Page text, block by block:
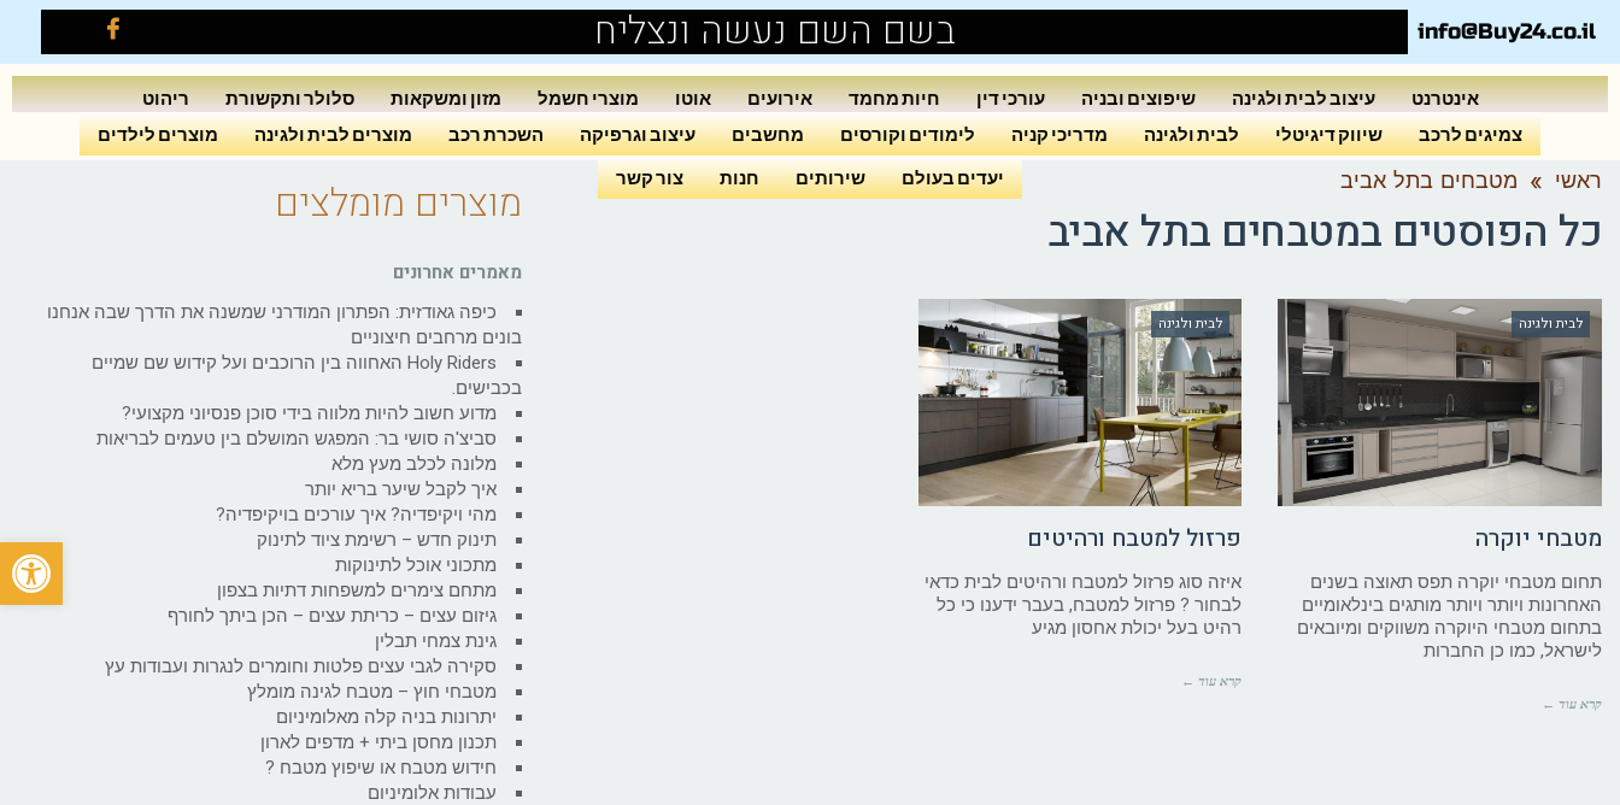
info@Buy24.co.il בשם השם נעשה ונצליח
אינטרנט עיצוב לבית ולגינה שיפוצים ובניה עורכי דין חיות מחמד אירועים אוטו מוצרי חשמל מזון ומשקאות סלולר ותקשורת
ריהוט
צמיגים לרכב
שיווק דיגיטלי לבית ולגינה מדריכי קניה לימודים וקורסים מחשבים עיצוב וגרפיקה השכרת רכב מוצרים לבית ולגינה
מוצרים לילדים
יעדים בעולם
שירותים חנות צור קשר ראשי » מטבחים בתל אביב
כל הפוסטים במטבחים בתל אביב
לבית ולגינה
מטבחי יוקרה
תחום מטבחי יוקרה תפס תאוצה בשנים
האחרונות ויותר ויותר מותגים בינלאומיים
בתחום מטבחי היוקרה משווקים ומיובאים
לישראל, כמו כן החברות
קרא עוד ←
לבית ולגינה
פרזול למטבח ורהיטים
איזה סוג פרזול למטבח ורהיטים לבית כדאי
לבחור ? פרזול למטבח, בעבר ידענו כי כל
רהיט בעל יכולת אחסון מגיע
קרא עוד ←
מוצרים מומלצים
מאמרים אחרונים
כיפה גאודזית: הפתרון המודרני שמשנה את הדרך שבה אנחנו
בונים מרחבים חיצוניים
Holy Riders האחווה בין הרוכבים ועל קידוש שם שמיים
בכבישים.
מדוע חשוב להיות מלווה בידי סוכן פנסיוני מקצועי?
סביצ'ה סושי בר: המפגש המושלם בין טעמים לבריאות
מלונה לכלב מעץ מלא
איך לקבל שיער בריא יותר
מהי ויקיפדיה? איך עורכים בויקיפדיה?
תינוק חדש – רשימת ציוד לתינוק
מתכוני אוכל לתינוקות
מתחם צימרים למשפחות דתיות בצפון
גיזום עצים – כריתת עצים – הכן ביתך לחורף
גינת צמחי תבלין
סקירה לגבי עצים פלטות וחומרים לנגרות ועבודות עץ
מטבחי חוץ – מטבח לגינה מומלץ
יתרונות בניה קלה מאלומיניום
תכנון מחסן ביתי + מדפים לארון
חידוש מטבח או שיפוץ מטבח ?
עבודות אלומיניום